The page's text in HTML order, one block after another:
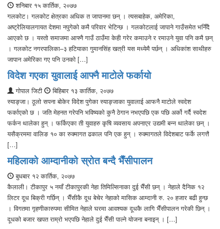
शनिबार १५ कार्तिक, २०७७
गलकोट। गलकोट क्षेत्रका अधिक त जापानमा छन् । त्यसबाहेक, अमेरिका,
अष्ट्रेलियालगायत देशमा नपुगेको कमै परिवार भेटिन्छ । गलकोटलाई जापाने गाउँसमेत भनिँदै
आएको छ । यस्तो समाजमा आफ्नै गाउँ ठाउँमा केही गरेर कमाउने र रमाउने युवा पनि कमै छन्
। गलकोट नगरपालिका–३ हटियाका गुमानसिंह खत्री यस मध्येमै पर्छन् । अधिकांश साथीहरु
जापान अमेरिका गए पनि उनको […]
विदेश गएका युवालाई आफ्नै माटोले फर्कायो
गोपाल जिटी
बिहिबार १३ कार्तिक, २०७७
स्याङ्जा। ठूलो सपना बोकेर विदेश पुगेका स्याङ्जाका युवालाई आफनै माटोले स्वदेश
फर्काएको छ । जति मेहनत गरेपनि भविष्यको कुनै ठेगान नभएपछि एक पछि अर्को गर्दै स्वदेश
फर्कन थालेका हुन् । फर्किएका ती युवाहरु कृषि व्यवसाय अपनाएर उद्यमी बन्न थालेका छन् ।
यसैक्रममा वालिङ १० का रुक्मागत ढकाल पनि एक हुन् । रुक्मागतले विदेशबाट फर्के लगत्तै
[…]
महिलाको आम्दानीको स्रोत बन्दै भैँसीपालन
बुधबार १२ कार्तिक, २०७७
कैलाली। टीकापुर ५ नयाँ टीकापुरकी नेहा तिमिल्सिनाका दुई भैँसी छन् । नेहाले दैनिक १२
लिटर दूध बिक्री गर्छिन् । भैँसीकै दूध बेचेर नेहाको मासिक आम्दानी रु. २० हजार बढी हुन्छ
। विगतमा गृहणीकारुपमा सीमित नेहाले घरमा आवश्यक दूधकै लागि भैँसीपालन गरेकी छिन् ।
दूधको बजार खपत राम्रो भएपछि नेहाले दुई भैँसी पाल्ने योजना बनाइन् । […]